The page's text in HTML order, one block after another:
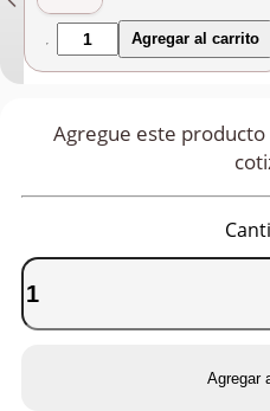
Agregar al carrito
Agregue este
Agregar